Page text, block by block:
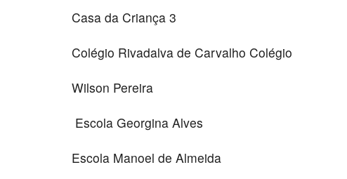
Casa da Criança 3
Colégio Rivadalva de Carvalho Colégio
Wilson Pereira
Escola Georgina Alves
Escola Manoel de Almeida